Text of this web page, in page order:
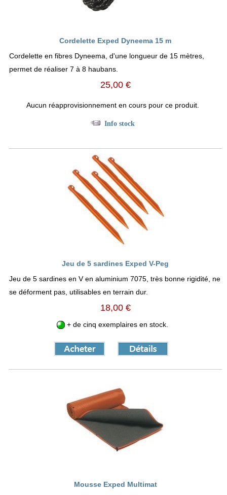
Cordelette Exped Dyneema 15 m
Cordelette en fibres Dyneema, d'une longueur de 15 mètres,
permet de réaliser 7 à 8 haubans.
25,00 €
Aucun réapprovisionnement en cours pour ce produit.
Info stock
Jeu de 5 sardines Exped V-Peg
Jeu de 5 sardines en V en aluminium 7075, très bonne rigidité, ne
se déforment pas, utilisables en terrain dur.
18,00 €
+ de cinq exemplaires en stock.
Mousse Exped Multimat